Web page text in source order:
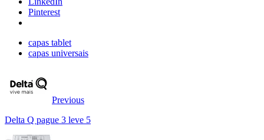
Pinterest
capas tablet
capas universais
Previous
Delta Q pague 3 leve 5